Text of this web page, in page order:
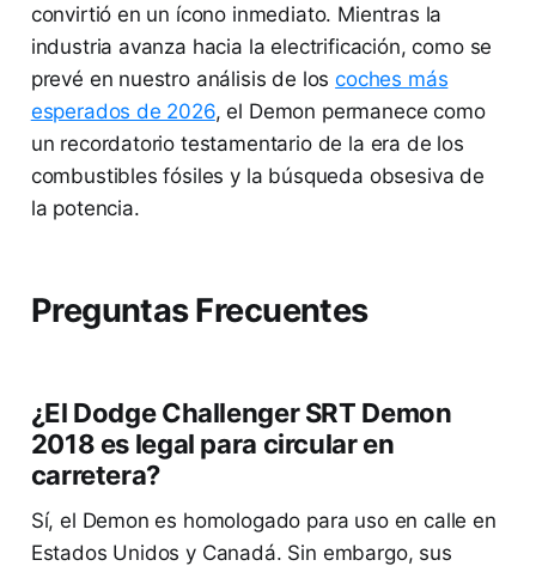
convirtió en un ícono inmediato. Mientras la
industria avanza hacia la electrificación, como se
prevé en nuestro análisis de loscoches más
esperados de 2026, el Demon permanece como
un recordatorio testamentario de la era de los
combustibles fósiles y la búsqueda obsesiva de
la potencia.
Preguntas Frecuentes
¿El Dodge Challenger SRT Demon
2018 es legal para circular en
carretera?
Sí, el Demon es homologado para uso en calle en
Estados Unidos y Canadá. Sin embargo, sus